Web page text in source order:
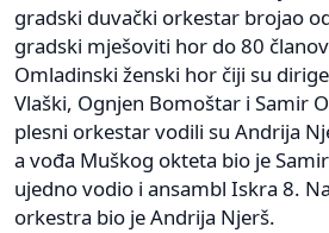
gradski duvački orkestar brojao
gradski mješoviti hor do 80
Omladinski ženski hor čiji su
Vlaški, Ognjen Bomoštar i Samir
plesni orkestar vodili su Andrija
a vođa Muškog okteta bio je
ujedno vodio i ansambl Iskra 8.
orkestra bio je Andrija Njerš.